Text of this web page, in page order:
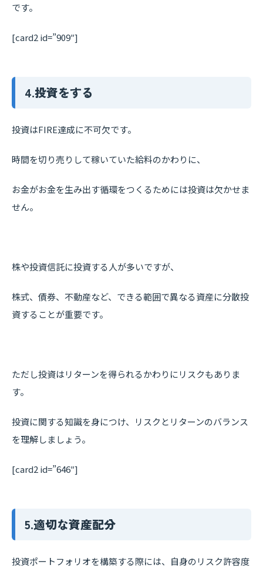
です。
[card2 id=”909″]
4.投資をする
投資はFIRE達成に不可欠です。
時間を切り売りして稼いていた給料のかわりに、
お金がお金を生み出す循環をつくるためには投資は欠かせま
せん。
株や投資信託に投資する人が多いですが、
株式、債券、不動産など、できる範囲で異なる資産に分散投
資することが重要です。
ただし投資はリターンを得られるかわりにリスクもありま
す。
投資に関する知識を身につけ、リスクとリターンのバランス
を理解しましょう。
[card2 id=”646″]
5.適切な資産配分
投資ポートフォリオを構築する際には、自身のリスク許容度